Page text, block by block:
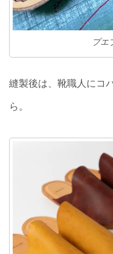
プエ
縫製後は、靴職人にコ
ら。